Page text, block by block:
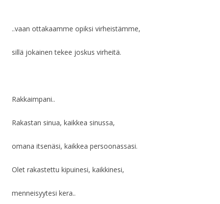
..vaan ottakaamme opiksi virheistämme,
sillä jokainen tekee joskus virheitä.
Rakkaimpani..
Rakastan sinua, kaikkea sinussa,
omana itsenäsi, kaikkea persoonassasi.
Olet rakastettu kipuinesi, kaikkinesi,
menneisyytesi kera..